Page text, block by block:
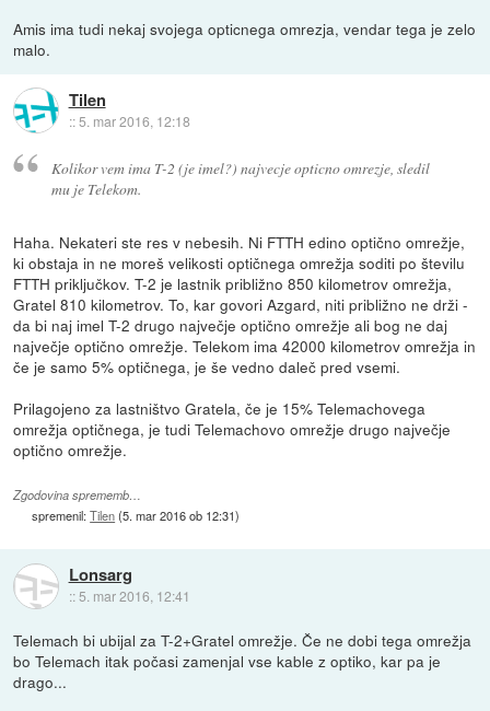
Amis ima tudi nekaj svojega opticnega omrezja, vendar tega je zelo
malo.
Tilen
::5. mar 2016, 12:18
Kolikor vem ima T-2 (je imel?) najvecje opticno omrezje, sledil
mu je Telekom.
Haha. Nekateri ste res v nebesih. Ni FTTH edino optično omrežje,
ki obstaja in ne moreš velikosti optičnega omrežja soditi po številu
FTTH priključkov. T-2 je lastnik približno 850 kilometrov omrežja,
Gratel 810 kilometrov. To, kar govori Azgard, niti približno ne drži -
da bi naj imel T-2 drugo največje optično omrežje ali bog ne daj
največje optično omrežje. Telekom ima 42000 kilometrov omrežja in
če je samo 5% optičnega, je še vedno daleč pred vsemi.
Prilagojeno za lastništvo Gratela, če je 15% Telemachovega
omrežja optičnega, je tudi Telemachovo omrežje drugo največje
optično omrežje.
Zgodovina sprememb…
spremenil:Tilen(5. mar 2016 ob 12:31)
Lonsarg
:: 5. mar 2016, 12:41
Telemach bi ubijal za T-2+Gratel omrežje. Če ne dobi tega omrežja
bo Telemach itak počasi zamenjal vse kable z optiko, kar pa je
drago...